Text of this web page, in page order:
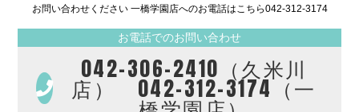
お問い合わせください 一橋学園店へのお電話はこちら042-312-3174
お電話でのお問い合わせ
042-306-2410（久米川
店） 042-312-3174（一